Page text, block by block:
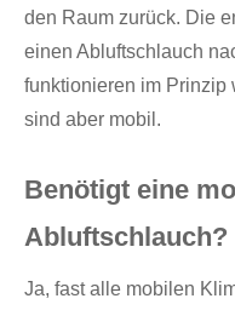
den Raum zurück. Die
einen Abluftschlauch
funktionieren im Prinzip
sind aber mobil.
Benötigt eine
Abluftschlauch?
Ja, fast alle mobilen